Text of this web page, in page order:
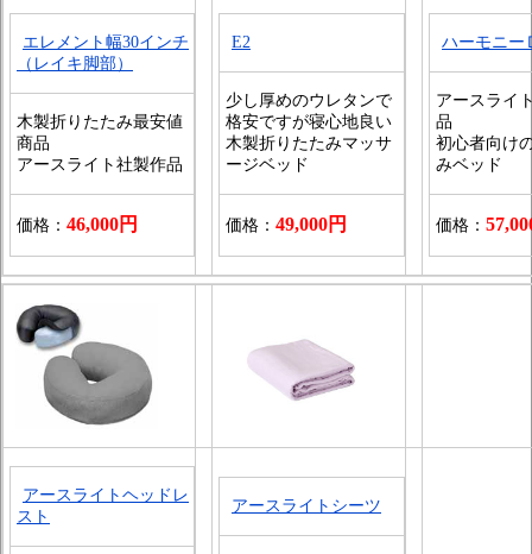
エレメント幅30インチ
（レイキ脚部）
木製折りたたみ最安値
商品
アースライト社製作品
価格： 46,000円
E2
少し厚めのウレタンで
格安ですが寝心地良い
木製折りたたみマッサ
ージベッド
価格： 49,000円
ハーモニー
アースライ
品
初心者向け
みベッド
価格：
アースライトヘッドレ
スト
アースライトシーツ